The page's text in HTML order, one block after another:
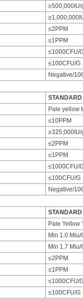
≥500,000IU/
≤2PPM
≤1PPM
≤1000CFU/
≤100CFU/G
Negative/
STANDARD
Pale yellow
≤10PPM
≥325,000IU/
≤2PPM
≤1PPM
≤1000CFU/
≤100CFU/G
Negative/
STANDARD
Pale Yellow
Min 1.0 Miu/
Min 1.7 Miu/
≤2PPM
≤1PPM
≤1000CFU/
≤100CFU/G